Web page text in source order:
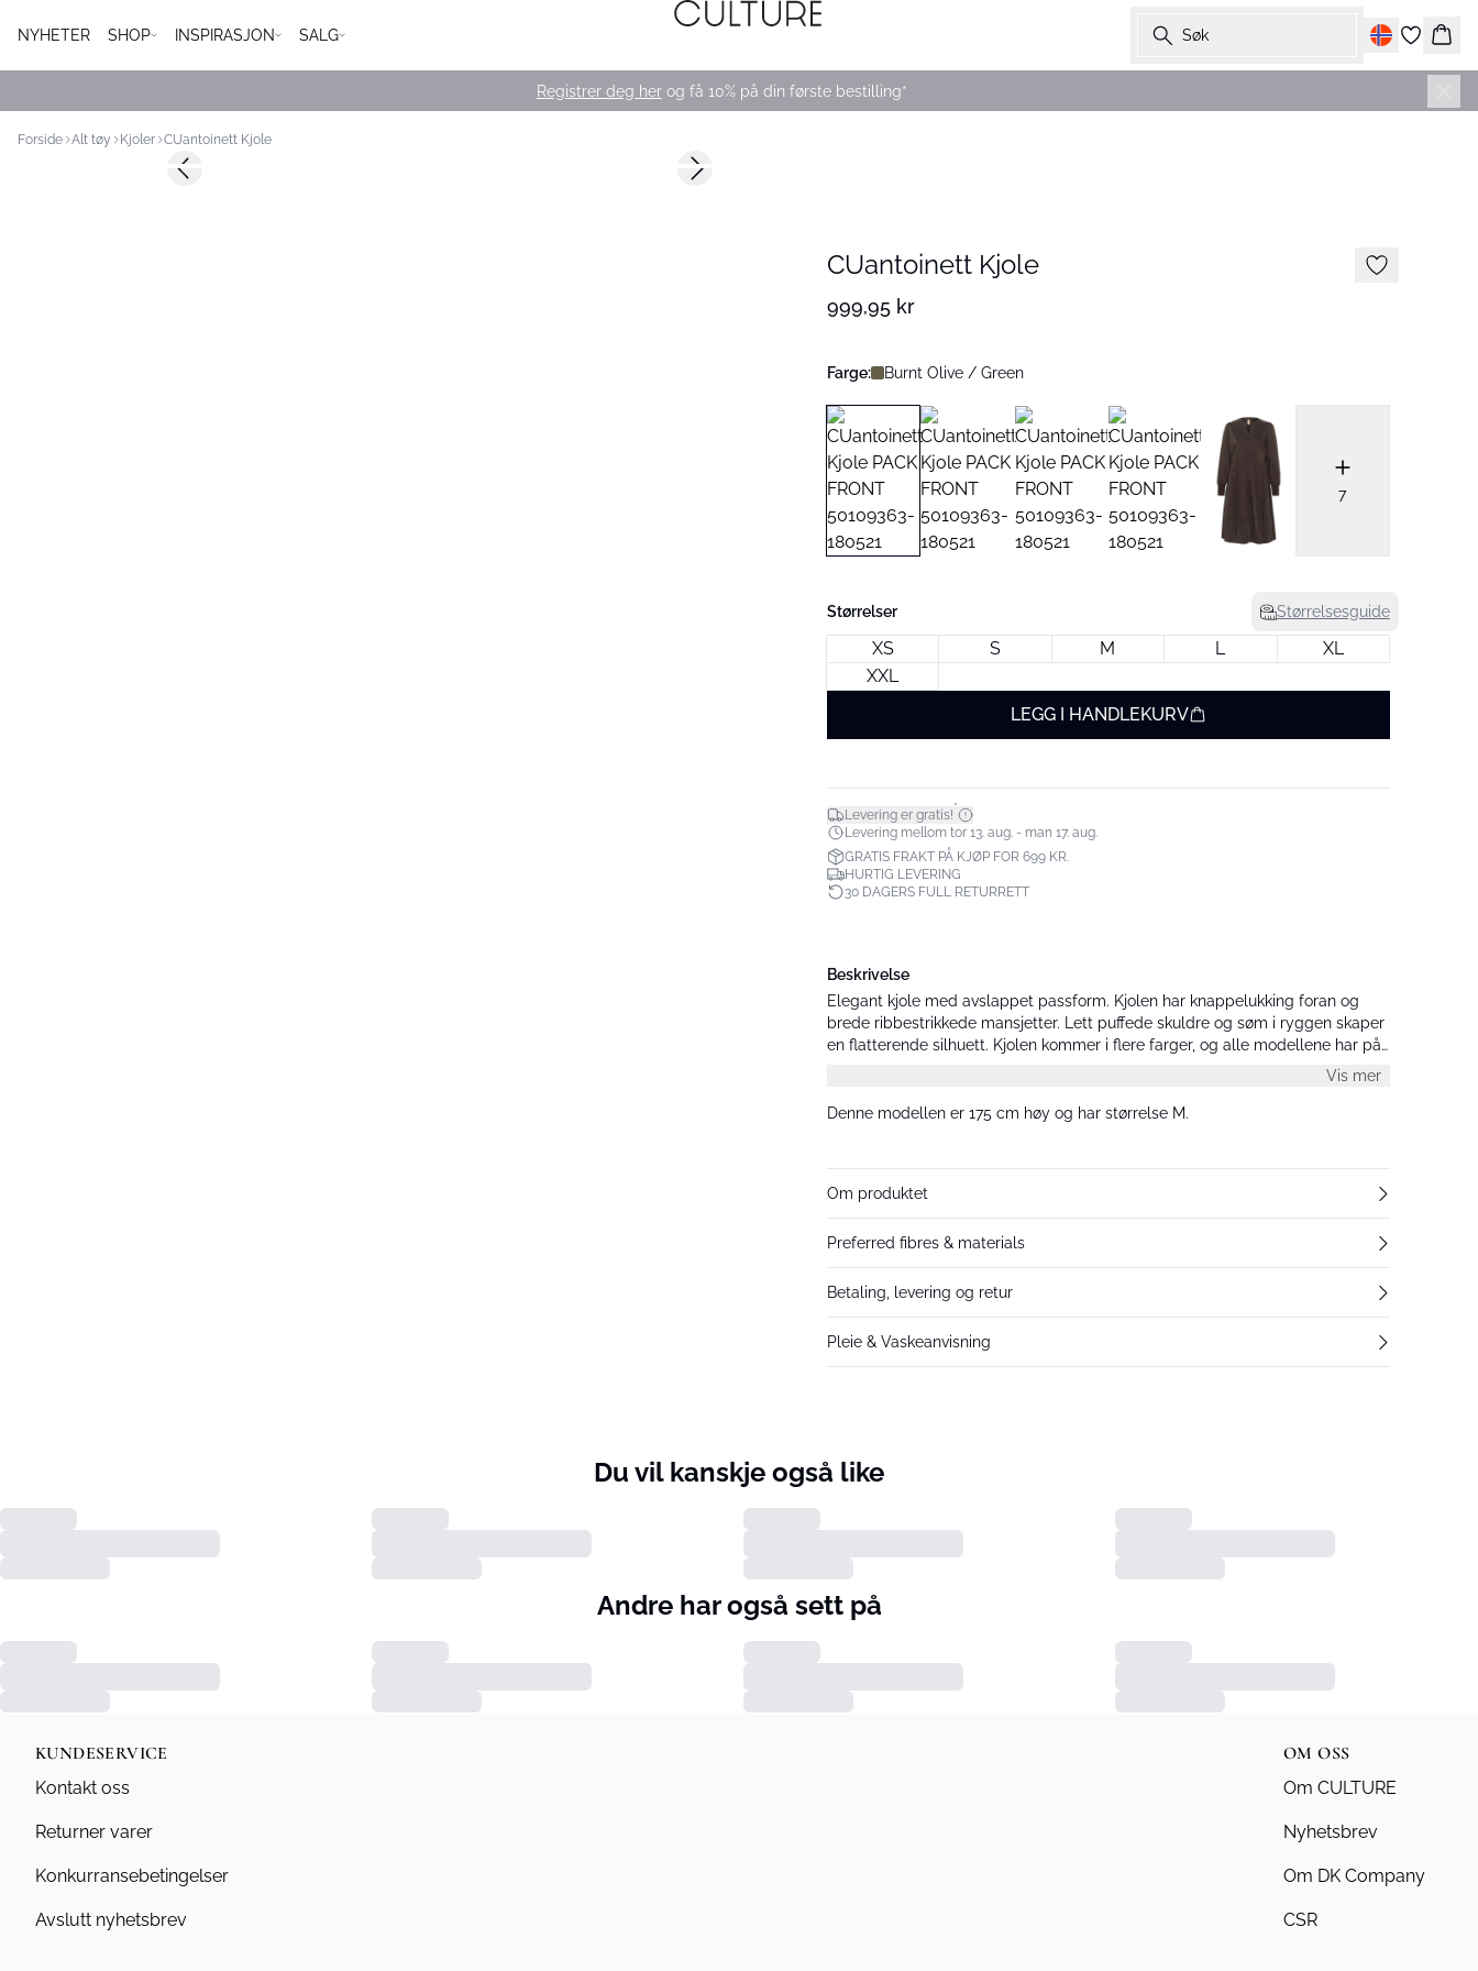
NYHETER SHOP INSPIRASJON SALG Søk
Registrer deg herog få 10% på din første bestilling*
Forside Alt tøy Kjoler CUantoinett Kjole
Previous slide Next slide
CUantoinett Kjole
999,95 kr
Farge: Burnt Olive / Green
7
Størrelser Størrelsesguide
XS S M L
XL
XXL
LEGG I HANDLEKURV
Levering er gratis!*
Levering mellom tor 13. aug. - man 17. aug.
GRATIS FRAKT PÅ KJØP FOR 699 KR.
HURTIG LEVERING
30 DAGERS FULL RETURRETT
Beskrivelse
Elegant kjole med avslappet passform. Kjolen har knappelukking foran og
brede ribbestrikkede mansjetter. Lett puffede skuldre og søm i ryggen skaper
en flatterende silhuett. Kjolen kommer i flere farger, og alle modellene har på
Vis mer
Denne modellen er 175 cm høy og har størrelse M.
Om produktet
Preferred fibres & materials
Betaling, levering og retur
Pleie & Vaskeanvisning
Du vil kanskje også like
Andre har også sett på
KUNDESERVICE
Kontakt oss
Returner varer
Konkurransebetingelser
Avslutt nyhetsbrev
OM OSS
Om CULTURE
Nyhetsbrev
Om DK Company
CSR